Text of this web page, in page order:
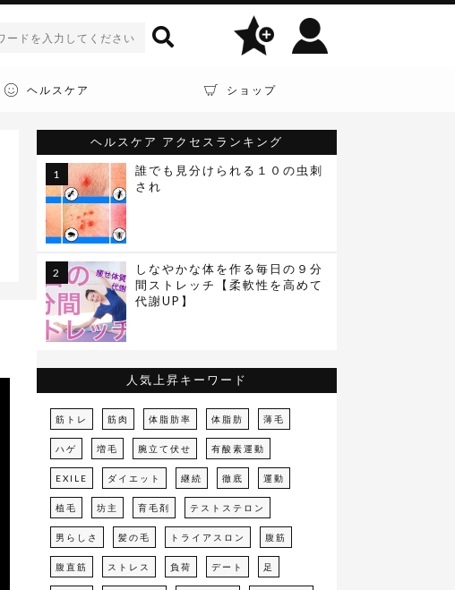
ヘルスケア ショップ
ヘルスケア アクセスランキング
誰でも見分けられる１０の虫刺
され
しなやかな体を作る毎日の９分
間ストレッチ【柔軟性を高めて
代謝UP】
人気上昇キーワード
筋トレ 筋肉 体脂肪率 体脂肪 薄毛
ハゲ 増毛 腕立て伏せ 有酸素運動
EXILE ダイエット 継続 徹底 運動
植毛 坊主 育毛剤 テストステロン
男らしさ 髪の毛 トライアスロン 腹筋
腹直筋 ストレス 負荷 デート 足